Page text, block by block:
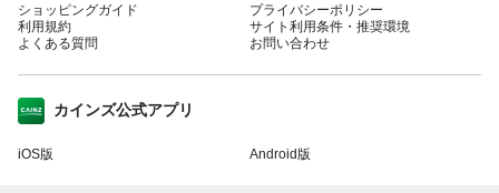
ショッピングガイド
利用規約
よくある質問
プライバシーポリシー
サイト利用条件・推奨環境
お問い合わせ
カインズ公式アプリ
iOS版 Android版